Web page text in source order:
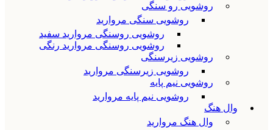
روشویی رو سنگی
روشویی سنگی مروارید
روشویی روسنگی مروارید سفید
روشویی روسنگی مروارید رنگی
روشویی زیرسنگی
روشویی زیرسنگی مروارید
روشویی نیم پایه
روشویی نیم پایه مروارید
وال هنگ
وال هنگ مروارید